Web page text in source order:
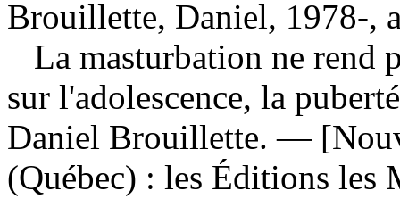
Brouillette, Daniel, 1978-,
La masturbation ne rend
sur l'adolescence, la
Daniel Brouillette. —
(Québec) : les Éditions